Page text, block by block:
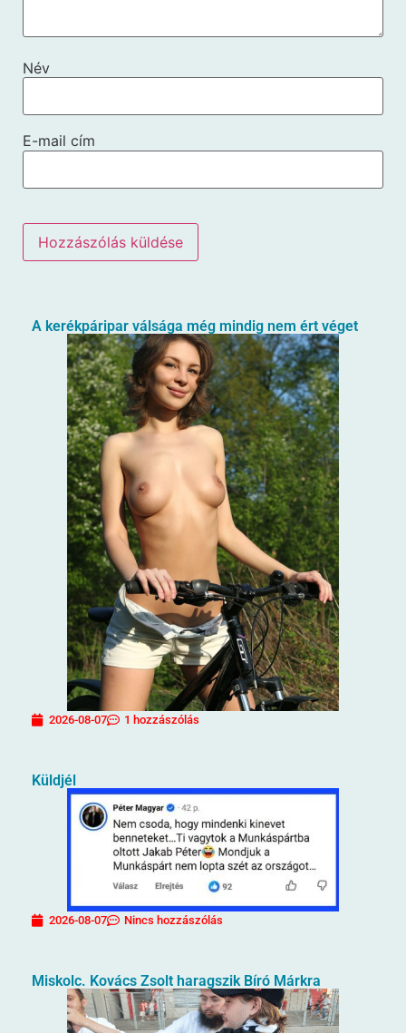
Név
E-mail cím
A kerékpáripar válsága még mindig nem ért véget
2026-08-07 1 hozzászólás
Küldjél
2026-08-07 Nincs hozzászólás
Miskolc. Kovács Zsolt haragszik Bíró Márkra